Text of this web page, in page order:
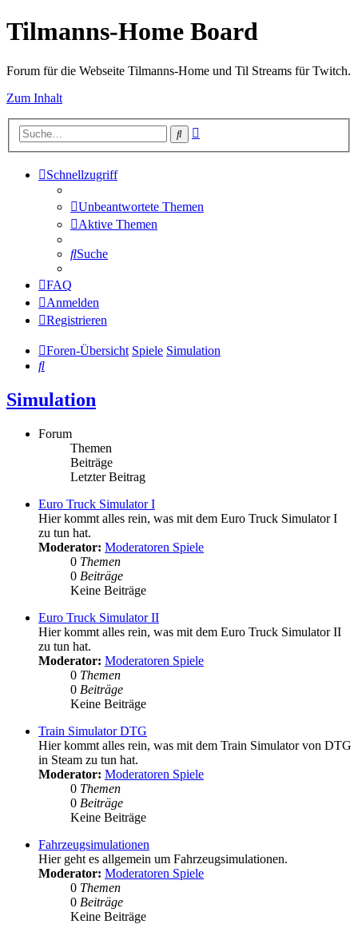
Tilmanns-Home Board
Forum für die Webseite Tilmanns-Home und Til Streams für Twitch.
Zum Inhalt
Suche
Schnellzugriff
Unbeantwortete Themen
Aktive Themen
Suche
FAQ
Anmelden
Registrieren
Foren-Übersicht Spiele Simulation
Suche
Simulation
Forum
Themen
Beiträge
Letzter Beitrag
Euro Truck Simulator I
Hier kommt alles rein, was mit dem Euro Truck Simulator I
zu tun hat.
Moderator: Moderatoren Spiele
0 Themen
0 Beiträge
Keine Beiträge
Euro Truck Simulator II
Hier kommt alles rein, was mit dem Euro Truck Simulator II
zu tun hat.
Moderator: Moderatoren Spiele
0 Themen
0 Beiträge
Keine Beiträge
Train Simulator DTG
Hier kommt alles rein, was mit dem Train Simulator von DTG
in Steam zu tun hat.
Moderator: Moderatoren Spiele
0 Themen
0 Beiträge
Keine Beiträge
Fahrzeugsimulationen
Hier geht es allgemein um Fahrzeugsimulationen.
Moderator: Moderatoren Spiele
0 Themen
0 Beiträge
Keine Beiträge